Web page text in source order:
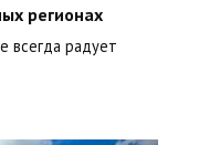
регионах
всегда радует